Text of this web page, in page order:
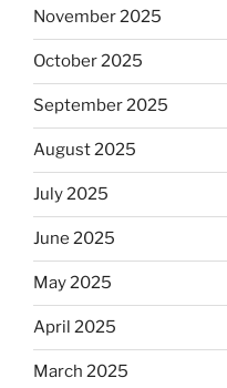
November 2025
October 2025
September 2025
August 2025
July 2025
June 2025
May 2025
April 2025
March 2025